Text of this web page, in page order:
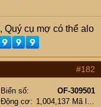
cụ mợ có thể alo
#182
Biển số
OF-309501
Động cơ
1,004,137 Mã lực